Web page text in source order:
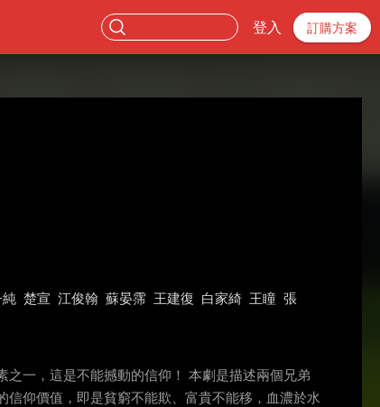
登入 訂購方案
楚宣 江俊翰 蘇晏霈 王建復 白家綺 王瞳 張
一，這是不能撼動的信仰！ 本劇是描述兩個兄弟
仰價值，即是貧窮不能欺、富貴不能移，血濃於水